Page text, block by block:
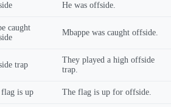
He was offside.
caught
Mbappe was caught offside.
trap
They played a high offside
trap.
flag is up The flag is up for offside.